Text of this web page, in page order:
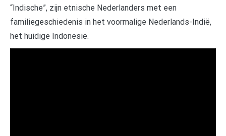
“Indische”, zijn etnische Nederlanders met een
familiegeschiedenis in het voormalige Nederlands-Indië,
het huidige Indonesië.